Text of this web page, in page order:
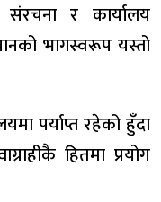
र कार्यालय
भागस्वरूप यस्तो
पर्याप्त रहेको हुँदा
हितमा प्रयोग